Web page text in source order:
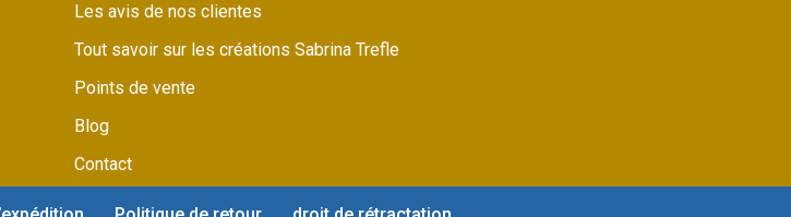
Les avis de nos clientes
Tout savoir sur les créations Sabrina Trefle
Points de vente
Blog
Contact